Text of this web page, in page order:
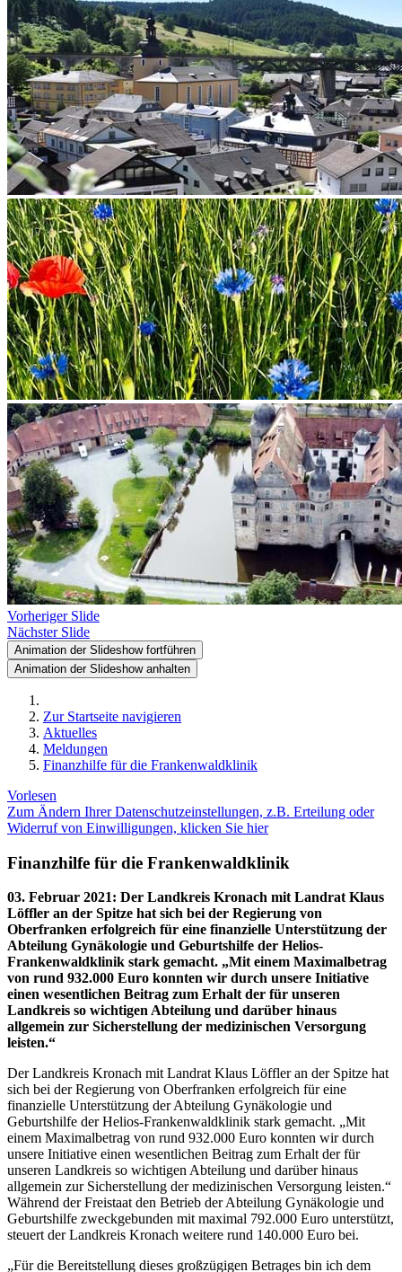
Vorheriger Slide
Nächster Slide
Animation der Slideshow fortführen
Animation der Slideshow anhalten
Zur Startseite navigieren
Aktuelles
Meldungen
Finanzhilfe für die Frankenwaldklinik
Vorlesen
Zum Ändern Ihrer Datenschutzeinstellungen, z.B. Erteilung oder
Widerruf von Einwilligungen, klicken Sie hier
Finanzhilfe für die Frankenwaldklinik
03. Februar 2021: Der Landkreis Kronach mit Landrat Klaus
Löffler an der Spitze hat sich bei der Regierung von
Oberfranken erfolgreich für eine finanzielle Unterstützung der
Abteilung Gynäkologie und Geburtshilfe der Helios-
Frankenwaldklinik stark gemacht. „Mit einem Maximalbetrag
von rund 932.000 Euro konnten wir durch unsere Initiative
einen wesentlichen Beitrag zum Erhalt der für unseren
Landkreis so wichtigen Abteilung und darüber hinaus
allgemein zur Sicherstellung der medizinischen Versorgung
leisten.“
Der Landkreis Kronach mit Landrat Klaus Löffler an der Spitze hat
sich bei der Regierung von Oberfranken erfolgreich für eine
finanzielle Unterstützung der Abteilung Gynäkologie und
Geburtshilfe der Helios-Frankenwaldklinik stark gemacht. „Mit
einem Maximalbetrag von rund 932.000 Euro konnten wir durch
unsere Initiative einen wesentlichen Beitrag zum Erhalt der für
unseren Landkreis so wichtigen Abteilung und darüber hinaus
allgemein zur Sicherstellung der medizinischen Versorgung leisten.“
Während der Freistaat den Betrieb der Abteilung Gynäkologie und
Geburtshilfe zweckgebunden mit maximal 792.000 Euro unterstützt,
steuert der Landkreis Kronach weitere rund 140.000 Euro bei.
„Für die Bereitstellung dieses großzügigen Betrages bin ich dem